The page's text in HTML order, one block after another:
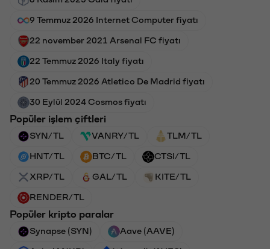
9 Temmuz 2026 Internet Computer fiyatı
22 november 2021 Arsenal FC fiyatı
22 Temmuz 2026 Italy fiyatı
20 Temmuz 2026 Atletico De Madrid fiyatı
30 Eylül 2024 Cosmos fiyatı
Popüler işlem çiftleri
SYN/TL VANRY/TL TLM/TL
HNT/TL BTC/TL CTSI/TL
XRP/TL GAL/TL KITE/TL
RENDER/TL
Popüler kripto paralar
Synapse (SYN) Aave (AAVE)